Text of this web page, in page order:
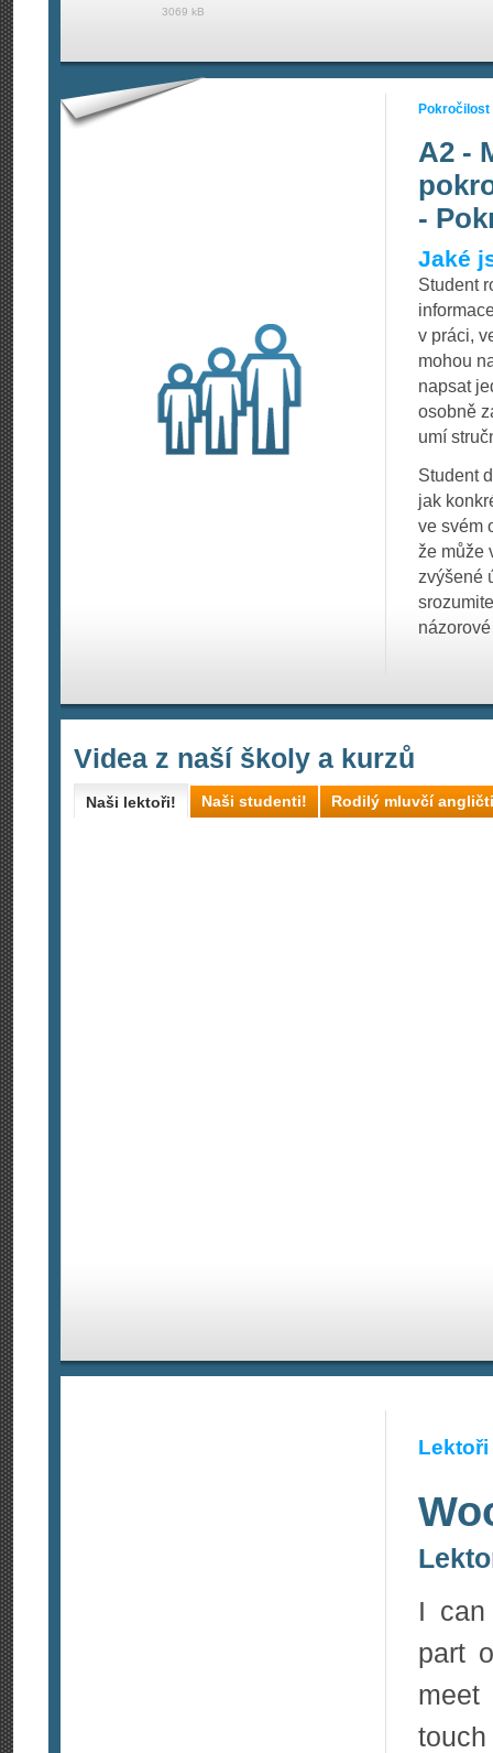
3069 kB
Pokročilost
A2 -
-
Jaké
Student
v práci,
mohou
napsat
osobně
umí
Student
jak
ve svém
že může
zvýšené
Videa z naší školy a kurzů
Naši lektoři! Naši studenti! Rodilý mluvčí
I can
part